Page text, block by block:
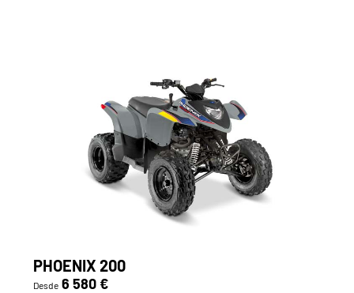
PHOENIX 200
Desde 6 580 €